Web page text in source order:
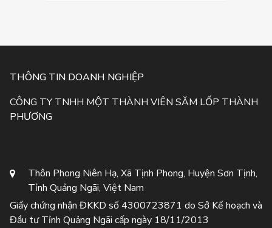
THÔNG TIN DOANH NGHIỆP
CÔNG TY TNHH MỘT THÀNH VIÊN SĂM LỐP THÀNH
PHƯƠNG
Thôn Phong Niên Hạ, Xã Tịnh Phong, Huyện Sơn Tịnh,
Tỉnh Quảng Ngãi, Việt Nam
Giấy chứng nhận ĐKKD số 4300723871 do Sở Kế hoạch và
Đầu tư Tỉnh Quảng Ngãi cấp ngày 18/11/2013